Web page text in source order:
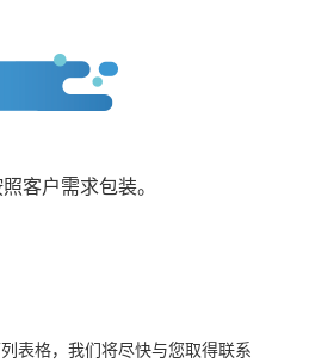
客户需求包装。
表格，我们将尽快与您取得联系